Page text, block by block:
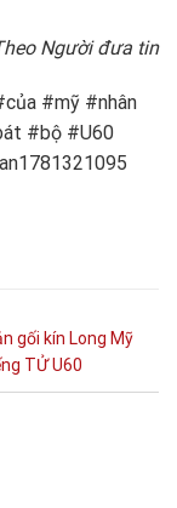
Người đưa tin
#mỹ #nhân
#bộ #U60
gối kín Long Mỹ
TỬU60